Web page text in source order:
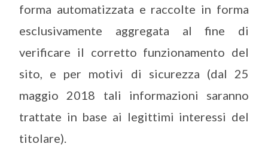
forma automatizzata e raccolte in forma
esclusivamente aggregata al fine di
verificare il corretto funzionamento del
sito, e per motivi di sicurezza (dal 25
maggio 2018 tali informazioni saranno
trattate in base ai legittimi interessi del
titolare).